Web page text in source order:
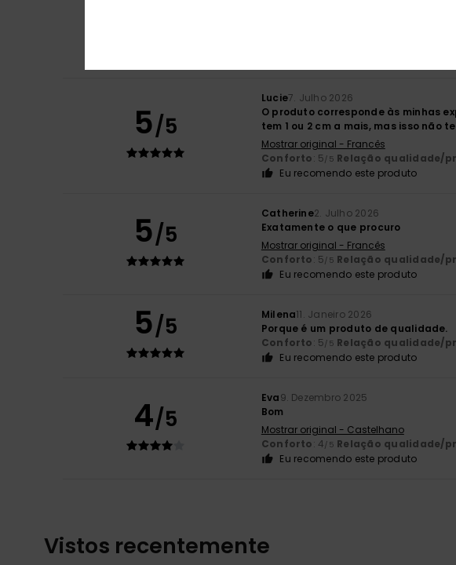
5/5
Lucie7. Julho 2026
O produto corresponde às minhas
tem 1 ou 2 cm a mais, mas isso não
Mostrar original - Francês
Conforto: 5/5 Relação qualidade/
Eu recomendo este produto
5/5
Catherine2. Julho 2026
Exatamente o que procuro
Mostrar original - Francês
Conforto: 5/5 Relação qualidade/
Eu recomendo este produto
5/5 Milena11. Janeiro 2026
Porque é um produto de qualidade.
Conforto: 5/5 Relação qualidade/
Eu recomendo este produto
4/5
Eva9. Dezembro 2025
Bom
Mostrar original - Castelhano
Conforto: 4/5 Relação qualidade/
Eu recomendo este produto
Vistos recentemente